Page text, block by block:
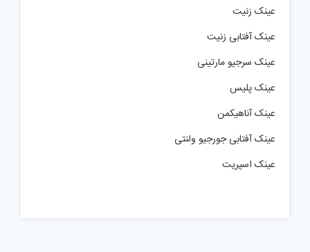
عینک زنیت
عینک آفتابی زنیت
عینک سرجیو مارتینی
عینک پلیس
عینک آناهیکمن
عینک آفتابی جورجیو ولنتی
عینک اسپریت